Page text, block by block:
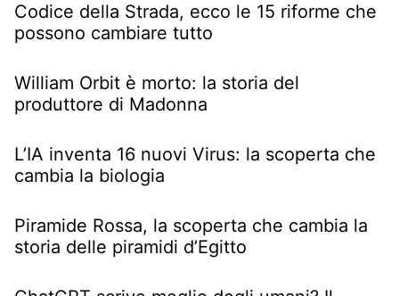
Codice della Strada, ecco le 15 riforme che
possono cambiare tutto
William Orbit è morto: la storia del
produttore di Madonna
L’IA inventa 16 nuovi Virus: la scoperta che
cambia la biologia
Piramide Rossa, la scoperta che cambia la
storia delle piramidi d’Egitto